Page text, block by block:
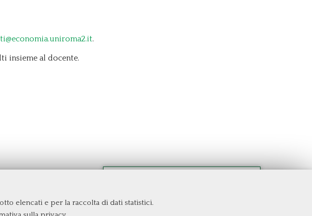
elencati e per la raccolta di dati statistici.
.
insieme al docente.